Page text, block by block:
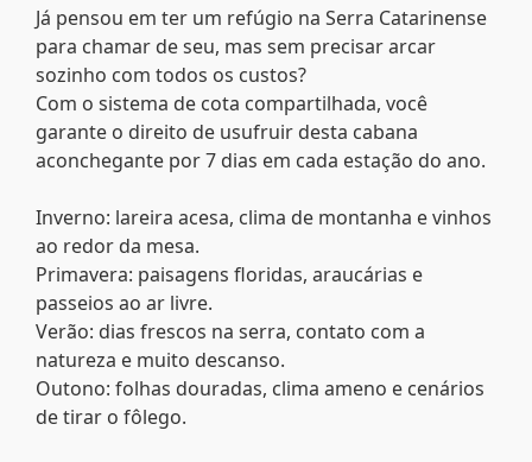
Já pensou em ter um refúgio na Serra Catarinense
para chamar de seu, mas sem precisar arcar
sozinho com todos os custos?
Com o sistema de cota compartilhada, você
garante o direito de usufruir desta cabana
aconchegante por 7 dias em cada estação do ano.
Inverno: lareira acesa, clima de montanha e vinhos
ao redor da mesa.
Primavera: paisagens floridas, araucárias e
passeios ao ar livre.
Verão: dias frescos na serra, contato com a
natureza e muito descanso.
Outono: folhas douradas, clima ameno e cenários
de tirar o fôlego.